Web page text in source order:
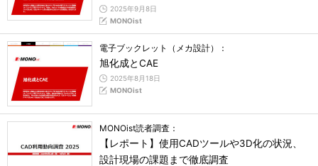
2025年9月8日
MONOist
電子ブックレット（メカ設計）：
旭化成とCAE
2025年8月18日
MONOist
MONOist読者調査：
【レポート】使用CADツールや3D化の状況、
設計現場の課題まで徹底調査